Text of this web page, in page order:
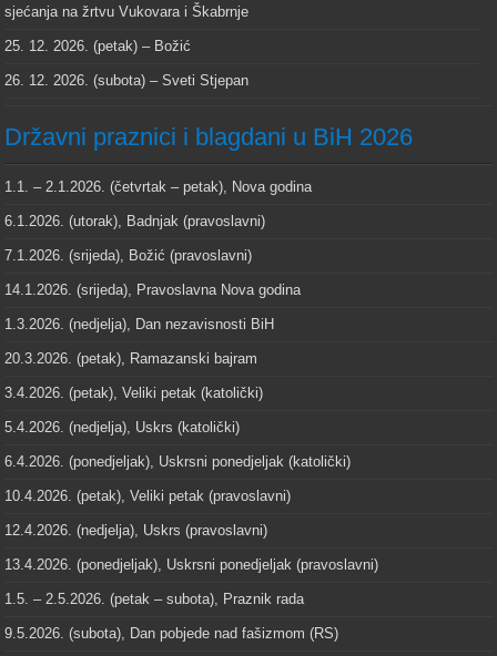
sjećanja na žrtvu Vukovara i Škabrnje
25. 12. 2026. (petak) – Božić
26. 12. 2026. (subota) – Sveti Stjepan
Državni praznici i blagdani u BiH 2026
1.1. – 2.1.2026. (četvrtak – petak), Nova godina
6.1.2026. (utorak), Badnjak (pravoslavni)
7.1.2026. (srijeda), Božić (pravoslavni)
14.1.2026. (srijeda), Pravoslavna Nova godina
1.3.2026. (nedjelja), Dan nezavisnosti BiH
20.3.2026. (petak), Ramazanski bajram
3.4.2026. (petak), Veliki petak (katolički)
5.4.2026. (nedjelja), Uskrs (katolički)
6.4.2026. (ponedjeljak), Uskrsni ponedjeljak (katolički)
10.4.2026. (petak), Veliki petak (pravoslavni)
12.4.2026. (nedjelja), Uskrs (pravoslavni)
13.4.2026. (ponedjeljak), Uskrsni ponedjeljak (pravoslavni)
1.5. – 2.5.2026. (petak – subota), Praznik rada
9.5.2026. (subota), Dan pobjede nad fašizmom (RS)